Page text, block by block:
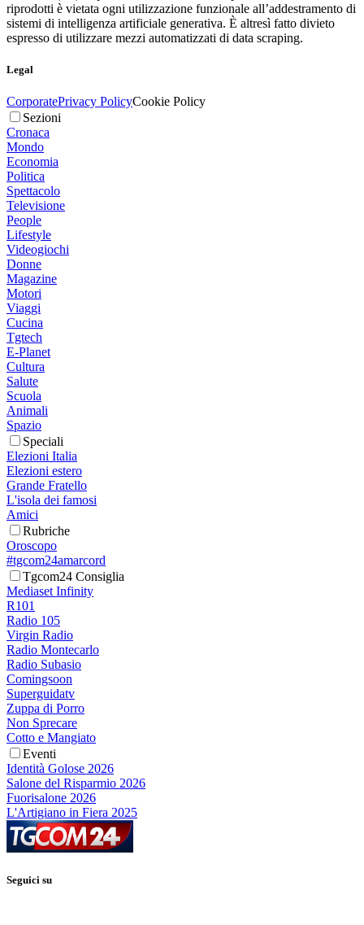
riprodotti è vietata ogni utilizzazione funzionale all’addestramento di
sistemi di intelligenza artificiale generativa. È altresì fatto divieto
espresso di utilizzare mezzi automatizzati di data scraping.
Legal
CorporatePrivacy PolicyCookie Policy
Sezioni
Cronaca
Mondo
Economia
Politica
Spettacolo
Televisione
People
Lifestyle
Videogiochi
Donne
Magazine
Motori
Viaggi
Cucina
Tgtech
E-Planet
Cultura
Salute
Scuola
Animali
Spazio
Speciali
Elezioni Italia
Elezioni estero
Grande Fratello
L'isola dei famosi
Amici
Rubriche
Oroscopo
#tgcom24amarcord
Tgcom24 Consiglia
Mediaset Infinity
R101
Radio 105
Virgin Radio
Radio Montecarlo
Radio Subasio
Comingsoon
Superguidatv
Zuppa di Porro
Non Sprecare
Cotto e Mangiato
Eventi
Identità Golose 2026
Salone del Risparmio 2026
Fuorisalone 2026
L'Artigiano in Fiera 2025
Seguici su